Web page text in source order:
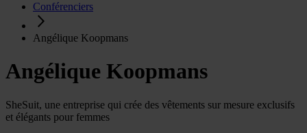
Conférenciers
Angélique Koopmans
Angélique Koopmans
SheSuit, une entreprise qui crée des vêtements sur mesure exclusifs
et élégants pour femmes